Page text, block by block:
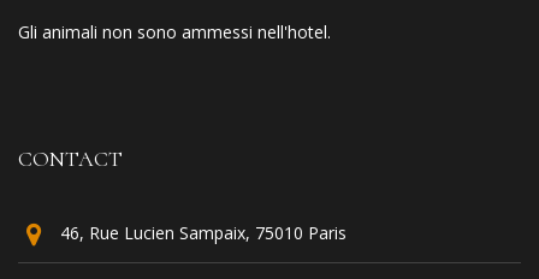
Gli animali non sono ammessi nell'hotel.
CONTACT
46, Rue Lucien Sampaix, 75010 Paris